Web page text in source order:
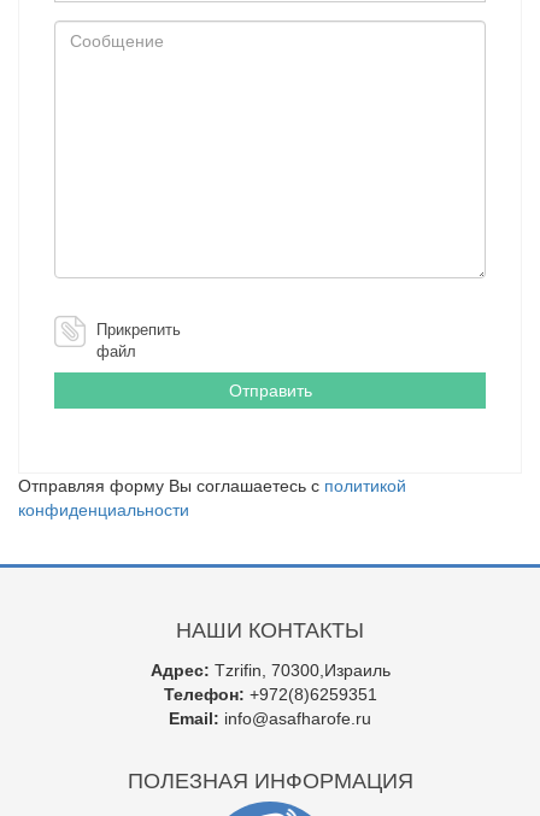
Сообщение
Прикрепить
файл
Отправляя форму Вы соглашаетесь с политикой
конфиденциальности
НАШИ КОНТАКТЫ
Адрес: Tzrifin, 70300,Израиль
Телефон: +972(8)6259351
Email: info@asafharofe.ru
ПОЛЕЗНАЯ ИНФОРМАЦИЯ